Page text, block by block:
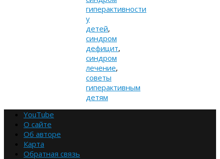
гиперактивности
у
детей,
синдром
дефицит,
синдром
лечение,
советы
гиперактивным
детям
YouTube
О сайте
Об авторе
Карта
Обратная связь